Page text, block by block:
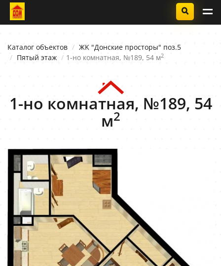
Каталог объектов
ЖK "Донские просторы" поз.5
Пятый этаж
1-но комнатная, №189, 54 м2
1-но комнатная, №189, 54
м2